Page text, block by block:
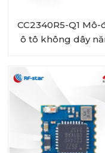
CC2340R5-Q1 Mô-
ô tô không dây